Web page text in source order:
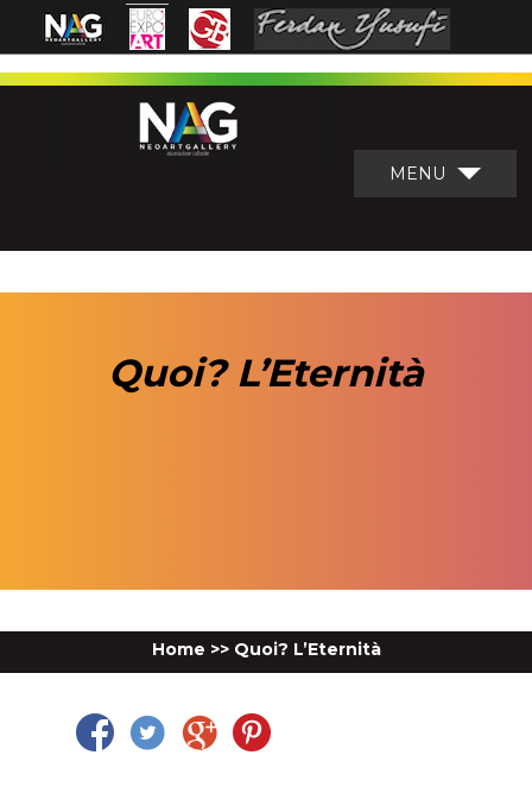
MENU
Quoi? L’Eternità
Home >> Quoi? L’Eternità